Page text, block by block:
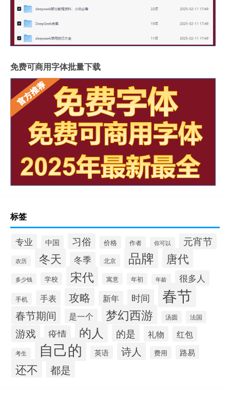
免费可商用字体批量下载
标签
专业 中国 习俗 价格 作者 你可以 元宵节
农历 冬天 冬季 北京 品牌 唐代
多少钱 学校 宋代 寓意 年初 年龄 很多人
手机 手表 攻略 新年 时间 春节
春节期间 是一个 梦幻西游 汤圆 法国
游戏 疫情 的人 的是 礼物 红包
考生 自己的 英语 诗人 费用 路易
还不 都是